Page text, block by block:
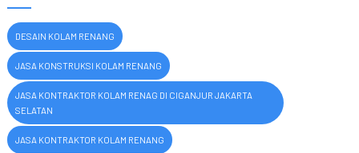
DESAIN KOLAM RENANG
JASA KONSTRUKSI KOLAM RENANG
JASA KONTRAKTOR KOLAM RENAG DI CIGANJUR JAKARTA
SELATAN
JASA KONTRAKTOR KOLAM RENANG